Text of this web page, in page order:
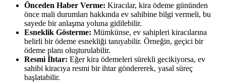
Önceden Haber Verme: Kiracılar, kira ödeme gününden
önce mali durumları hakkında ev sahibine bilgi vermeli, bu
sayede bir anlaşma yoluna gidilebilir.
Esneklik Gösterme: Mümkünse, ev sahipleri kiracılarına
belirli bir ödeme esnekliği tanıyabilir. Örneğin, geçici bir
ödeme planı oluşturulabilir.
Resmi İhtar: Eğer kira ödemeleri sürekli gecikiyorsa, ev
sahibi kiracıya resmi bir ihtar göndererek, yasal süreç
başlatabilir.